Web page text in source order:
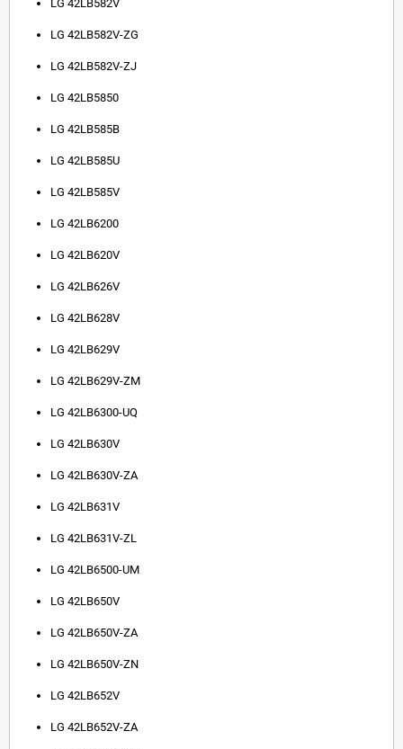
LG 42LB582V
LG 42LB582V-ZG
LG 42LB582V-ZJ
LG 42LB5850
LG 42LB585B
LG 42LB585U
LG 42LB585V
LG 42LB6200
LG 42LB620V
LG 42LB626V
LG 42LB628V
LG 42LB629V
LG 42LB629V-ZM
LG 42LB6300-UQ
LG 42LB630V
LG 42LB630V-ZA
LG 42LB631V
LG 42LB631V-ZL
LG 42LB6500-UM
LG 42LB650V
LG 42LB650V-ZA
LG 42LB650V-ZN
LG 42LB652V
LG 42LB652V-ZA